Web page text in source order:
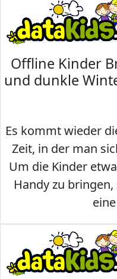
Offline Kinder
und dunkle
Es kommt wieder
Zeit, in der man
Um die Kinder
Handy zu